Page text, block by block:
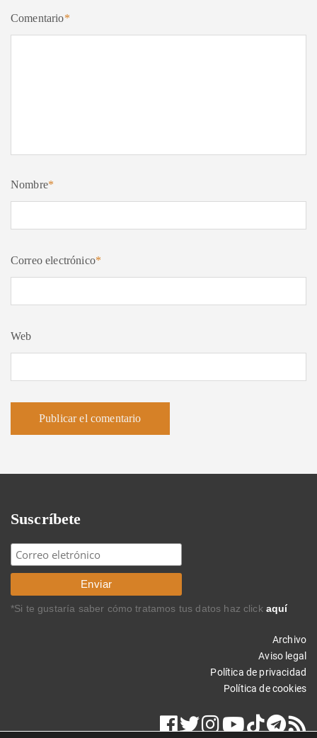
Comentario*
Nombre*
Correo electrónico*
Web
Suscríbete
*Si te gustaría saber cómo tratamos tus datos haz click aquí
Archivo
Aviso legal
Política de privacidad
Política de cookies